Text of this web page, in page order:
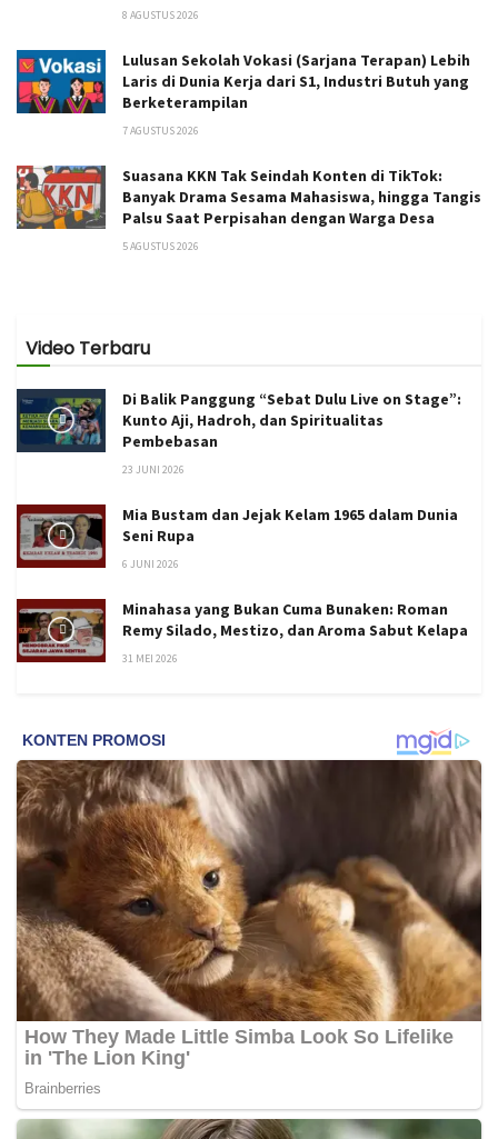
8 AGUSTUS 2026
Lulusan Sekolah Vokasi (Sarjana Terapan) Lebih
Laris di Dunia Kerja dari S1, Industri Butuh yang
Berketerampilan
7 AGUSTUS 2026
Suasana KKN Tak Seindah Konten di TikTok:
Banyak Drama Sesama Mahasiswa, hingga Tangis
Palsu Saat Perpisahan dengan Warga Desa
5 AGUSTUS 2026
Video Terbaru
Di Balik Panggung “Sebat Dulu Live on Stage”:
Kunto Aji, Hadroh, dan Spiritualitas
Pembebasan
23 JUNI 2026
Mia Bustam dan Jejak Kelam 1965 dalam Dunia
Seni Rupa
6 JUNI 2026
Minahasa yang Bukan Cuma Bunaken: Roman
Remy Silado, Mestizo, dan Aroma Sabut Kelapa
31 MEI 2026